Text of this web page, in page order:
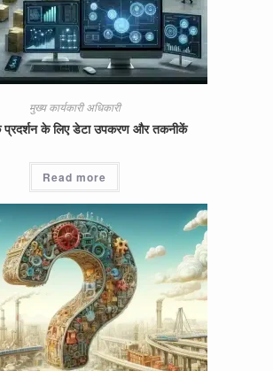
मुख्य कार्यकारी अधिकारी
प्रदर्शन के लिए डेटा उपकरण और तकनीकें
Read more